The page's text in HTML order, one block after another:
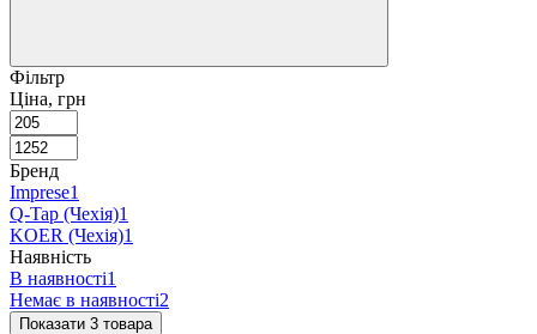
Фільтр
Ціна, грн
Бренд
Imprese1
Q-Tap (Чехія)1
KOER (Чехія)1
Наявність
В наявності1
Немає в наявності2
Показати 3 товара